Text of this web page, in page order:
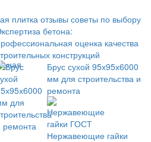
плитка отзывы советы по выбору
бетона:
оценка качества
конструкций
Брус сухой 95х95х6000
мм для строительства и
ремонта
Нержавеющие гайки